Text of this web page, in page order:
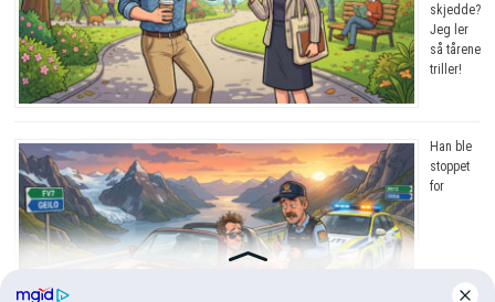
skjedde?
Jeg ler
så tårene
triller!
Han ble
stoppet
for